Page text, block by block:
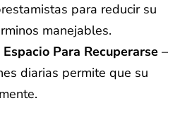
para reducir su
manejables.
Para Recuperarse –
diarias permite que su